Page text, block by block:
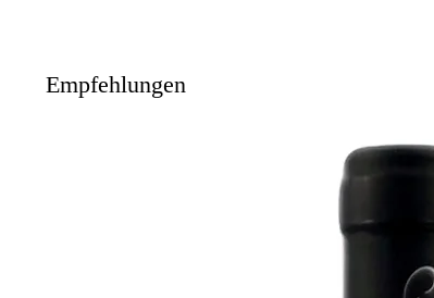
Empfehlungen